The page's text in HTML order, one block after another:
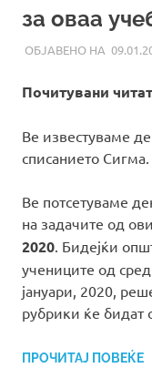
за оваа
Почитувани
Ве известуваме
списанието Сигма.
Ве потсетуваме
на задачите од
2020. Бидејќи
учениците од
јануари, 2020,
рубрики ќе бидат
ПРОЧИТАЈ ПОВЕЌЕ